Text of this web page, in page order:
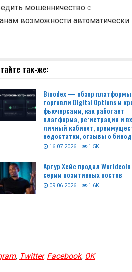
мошенничество с
возможности автоматически
так-же:
Binodex — обзор
торговли Digital Options и
фьючерсами, как работает
платформа, регистрация и
личный кабинет,
недостатки, отзывы о
16.07.2026 1.5K
Артур Хейс продал Worldcoin
серии позитивных постов
09.06.2026 1.6K
, Twitter, Facebook, OK